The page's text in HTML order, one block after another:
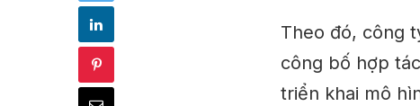
Theo đó, công
công bố hợp
triển khai mô